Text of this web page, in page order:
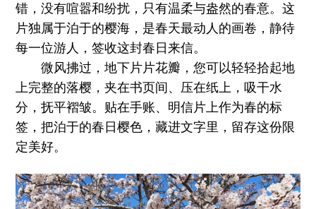
错，没有喧嚣和纷扰，只有温柔与盎然的春意。这
片独属于泊于的樱海，是春天最动人的画卷，静待
每一位游人，签收这封春日来信。
微风拂过，地下片片花瓣，您可以轻轻拾起地
上完整的落樱，夹在书页间、压在纸上，吸干水
分，抚平褶皱。贴在手账、明信片上作为春的标
签，把泊于的春日樱色，藏进文字里，留存这份限
定美好。